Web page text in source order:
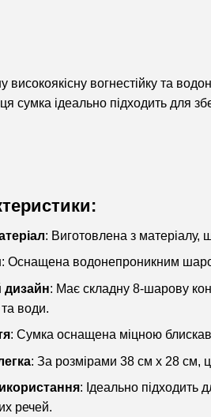
вогнестійку та
сумка ідеально підходить для
: Виготовлена з матеріалу,
: Оснащена водонепроникним
дизайн: Має складну 8-шарову
води.
: Сумка оснащена міцною
: За розмірами 38 см х 28 см,
: Ідеально підходить
речей.